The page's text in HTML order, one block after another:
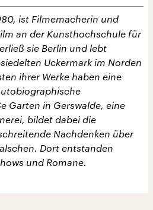
ist Filmemacherin und
an der Kunsthochschule für
sie Berlin und lebt
Uckermark im Norden
ihrer Werke haben eine
Garten in Gerswalde, eine
bildet dabei die
Nachdenken über
Dort entstanden
und Romane.